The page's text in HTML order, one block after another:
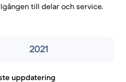
till delar och service.
2021
uppdatering